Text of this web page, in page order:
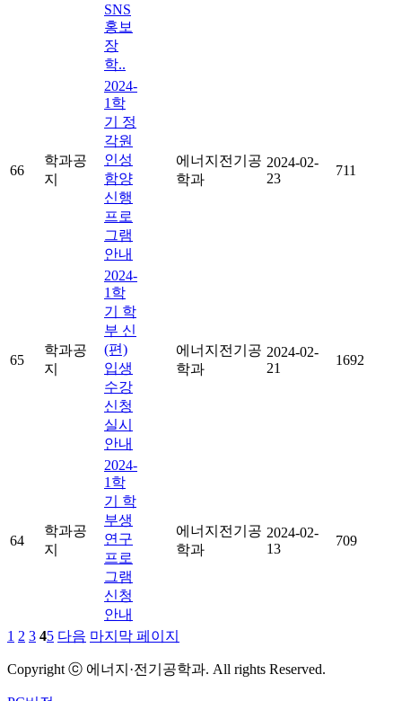
SNS
홍보
장
학..
66
학과공
지
2024-
1학
기 정
각원
인성
함양
신행
프로
그램
안내
에너지전기공
학과
2024-02-
23
711
65
학과공
지
2024-
1학
기 학
부 신
(편)
입생
수강
신청
실시
안내
에너지전기공
학과
2024-02-
21
1692
64
학과공
지
2024-
1학
기 학
부생
연구
프로
그램
신청
안내
에너지전기공
학과
2024-02-
13
709
1 2 3 45 다음 마지막 페이지
Copyright ⓒ 에너지·전기공학과. All rights Reserved.